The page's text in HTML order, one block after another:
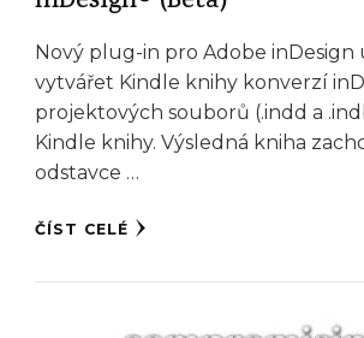
Nový plug-in pro Adobe inDesign
vytvářet Kindle knihy konverzí
projektových souborů (.indd a
Kindle knihy. Výsledná kniha
odstavce …
ČÍST CELÉ